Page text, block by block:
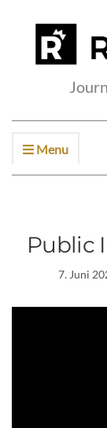
Menu
Public
7. Juni